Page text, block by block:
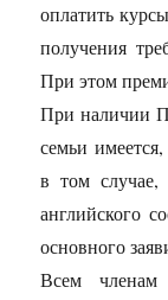
оплатить
получения
При этом
При наличии
семьи
в том случае,
английского
основного
Всем